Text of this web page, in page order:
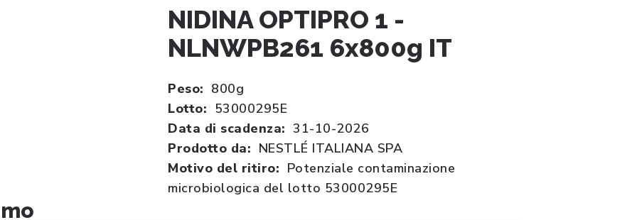
NIDINA OPTIPRO 1 -
NLNWPB261 6x800g IT
Peso: 800g
Lotto: 53000295E
Data di scadenza: 31-10-2026
Prodotto da: NESTLÉ ITALIANA SPA
Motivo del ritiro: Potenziale contaminazione
microbiologica del lotto 53000295E